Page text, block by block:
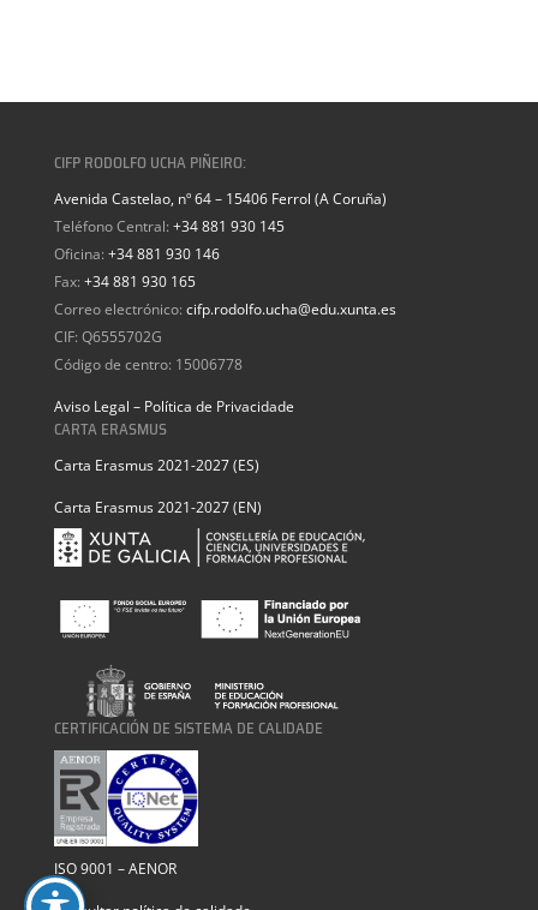
CIFP RODOLFO UCHA PIÑEIRO:
Avenida Castelao, nº 64 – 15406 Ferrol (A Coruña)
Teléfono Central: +34 881 930 145
Oficina: +34 881 930 146
Fax: +34 881 930 165
Correo electrónico: cifp.rodolfo.ucha@edu.xunta.es
CIF: Q6555702G
Código de centro: 15006778
Aviso Legal – Política de Privacidade
CARTA ERASMUS
Carta Erasmus 2021-2027 (ES)
Carta Erasmus 2021-2027 (EN)
CERTIFICACIÓN DE SISTEMA DE CALIDADE
ISO 9001 – AENOR